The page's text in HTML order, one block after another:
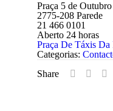
Praça 5 de
2775-208 Parede
21 466 0101
Aberto 24 horas
Praça De Táxis Da
Categorias:
Share